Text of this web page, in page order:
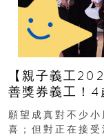
【親子義工
善獎券義工！4
新界
願望成真對不少
喜；但對正在接